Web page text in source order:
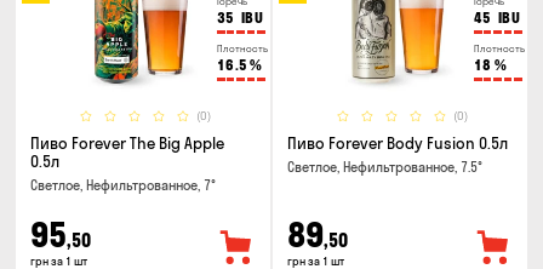
35 IBU
Плотность
16.5 %
(0)
Пиво Forever The Big Apple
0.5л
Светлое, Нефильтрованное, 7°
95,50
грн за 1 шт
45 IBU
Плотность
18 %
(0)
Пиво Forever Body Fusion 0.5л
Светлое, Нефильтрованное, 7.5°
89,50
грн за 1 шт